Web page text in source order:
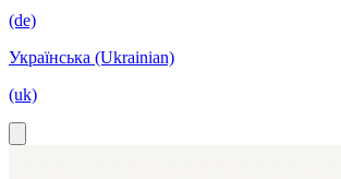
(de)
Українська (Ukrainian)
(uk)